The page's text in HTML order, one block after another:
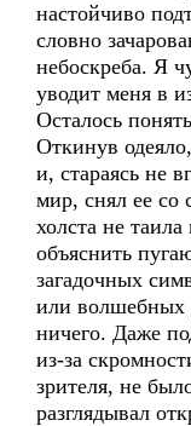
настойчиво
словно
небоскреба. Я
уводит меня в
Осталось
Откинув
и, стараясь не
мир, снял ее со
холста не
объяснить
загадочных
или волшебных
ничего. Даже
из-за
зрителя, не
разглядывал